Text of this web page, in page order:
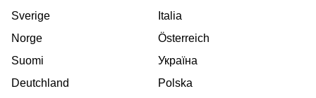
Sverige
Norge
Suomi
Deutchland
Italia
Österreich
Україна
Polska